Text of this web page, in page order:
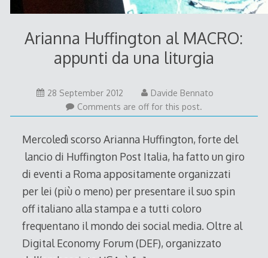
Arianna Huffington al MACRO:
appunti da una liturgia
28 September 201228
September
2012
Davide Bennato
Comments are off for this post.
Mercoledì scorso Arianna Huffington, forte del
lancio di Huffington Post Italia, ha fatto un giro
di eventi a Roma appositamente organizzati
per lei (più o meno) per presentare il suo spin
off italiano alla stampa e a tutti coloro
frequentano il mondo dei social media. Oltre al
Digital Economy Forum (DEF), organizzato